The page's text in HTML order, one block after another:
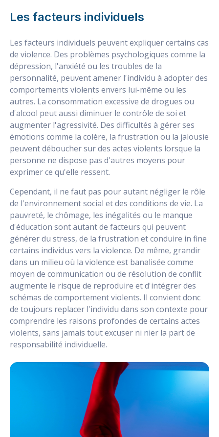
Les facteurs individuels
Les facteurs individuels peuvent expliquer certains cas
de violence. Des problèmes psychologiques comme la
dépression, l'anxiété ou les troubles de la
personnalité, peuvent amener l'individu à adopter des
comportements violents envers lui-même ou les
autres. La consommation excessive de drogues ou
d'alcool peut aussi diminuer le contrôle de soi et
augmenter l'agressivité. Des difficultés à gérer ses
émotions comme la colère, la frustration ou la jalousie
peuvent déboucher sur des actes violents lorsque la
personne ne dispose pas d'autres moyens pour
exprimer ce qu'elle ressent.
Cependant, il ne faut pas pour autant négliger le rôle
de l'environnement social et des conditions de vie. La
pauvreté, le chômage, les inégalités ou le manque
d'éducation sont autant de facteurs qui peuvent
générer du stress, de la frustration et conduire in fine
certains individus vers la violence. De même, grandir
dans un milieu où la violence est banalisée comme
moyen de communication ou de résolution de conflit
augmente le risque de reproduire et d'intégrer des
schémas de comportement violents. Il convient donc
de toujours replacer l'individu dans son contexte pour
comprendre les raisons profondes de certains actes
violents, sans jamais tout excuser ni nier la part de
responsabilité individuelle.